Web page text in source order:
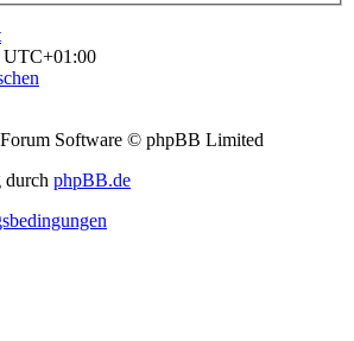
UTC+01:00
Software © phpBB Limited
durch phpBB.de